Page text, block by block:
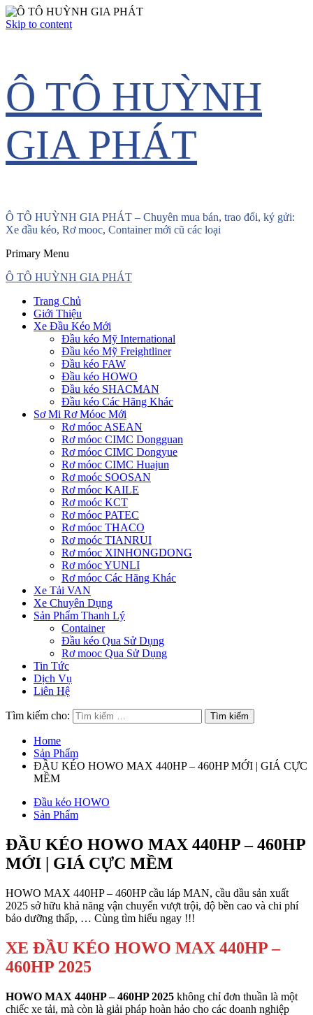
Skip to content
Ô TÔ HUỲNH
GIA PHÁT
Ô TÔ HUỲNH GIA PHÁT – Chuyên mua bán, trao đổi, ký gửi:
Xe đầu kéo, Rơ mooc, Container mới cũ các loại
Primary Menu
Ô TÔ HUỲNH GIA PHÁT
Trang Chủ
Giới Thiệu
Xe Đầu Kéo Mới
Đầu kéo Mỹ International
Đầu kéo Mỹ Freightliner
Đầu kéo FAW
Đầu kéo HOWO
Đầu kéo SHACMAN
Đầu kéo Các Hãng Khác
Sơ Mi Rơ Móoc Mới
Rơ móoc ASEAN
Rơ móoc CIMC Dongguan
Rơ móoc CIMC Dongyue
Rơ móoc CIMC Huajun
Rơ moóc SOOSAN
Rơ móoc KAILE
Rơ moóc KCT
Rơ móoc PATEC
Rơ móoc THACO
Rơ moóc TIANRUI
Rơ móoc XINHONGDONG
Rơ móoc YUNLI
Rơ móoc Các Hãng Khác
Xe Tải VAN
Xe Chuyên Dụng
Sản Phẩm Thanh Lý
Container
Đầu kéo Qua Sử Dụng
Rơ mooc Qua Sử Dụng
Tin Tức
Dịch Vụ
Liên Hệ
Tìm kiếm cho:
Home
Sản Phẩm
ĐẦU KÉO HOWO MAX 440HP – 460HP MỚI | GIÁ CỰC
MỀM
Đầu kéo HOWO
Sản Phẩm
ĐẦU KÉO HOWO MAX 440HP – 460HP
MỚI | GIÁ CỰC MỀM
HOWO MAX 440HP – 460HP cầu láp MAN, cầu dầu sản xuất
2025 sở hữu khả năng vận chuyển vượt trội, độ bền cao và chi phí
bảo dưỡng thấp, … Cùng tìm hiểu ngay !!!
XE ĐẦU KÉO HOWO MAX 440HP –
460HP 2025
HOWO MAX 440HP – 460HP 2025 không chỉ đơn thuần là một
chiếc xe tải, mà còn là giải pháp hoàn hảo cho các doanh nghiệp